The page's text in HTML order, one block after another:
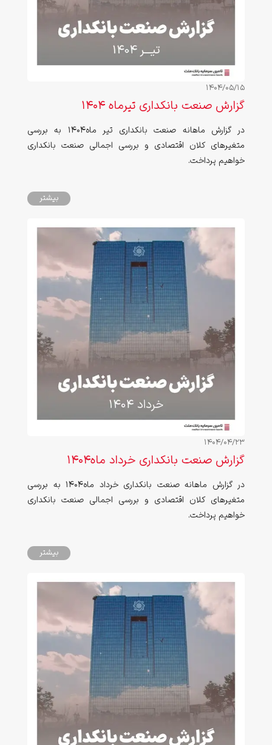
1404/05/15
گزارش صنعت بانکداری تیرماه 1404
در گزارش ماهانه صنعت بانکداری تیر ماه1404 به بررسی
متغیرهای کلان اقتصادی و بررسی اجمالی صنعت بانکداری
خواهیم پرداخت.
بیشتر
1404/04/23
گزارش صنعت بانکداری خرداد ماه1404
در گزارش ماهانه صنعت بانکداری خرداد ماه1404 به بررسی
متغیرهای کلان اقتصادی و بررسی اجمالی صنعت بانکداری
خواهیم پرداخت.
بیشتر